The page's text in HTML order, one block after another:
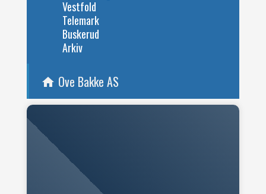
Vestfold
Telemark
Buskerud
Arkiv
home Ove Bakke AS